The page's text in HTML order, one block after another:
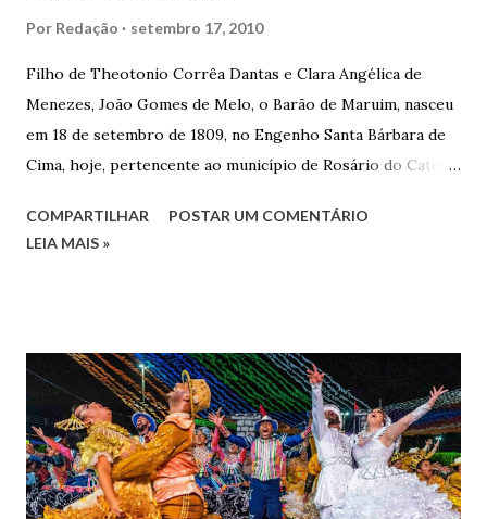
Por Redação setembro 17, 2010
Filho de Theotonio Corrêa Dantas e Clara Angélica de
Menezes, João Gomes de Melo, o Barão de Maruim, nasceu
em 18 de setembro de 1809, no Engenho Santa Bárbara de
Cima, hoje, pertencente ao município de Rosário do Catete.
José de Faro Leitão, porém o casamento acabou com o
indiciamento para apropriar-se da volumosa herança. Em
1862, transferiu-se para o Rio de Janeiro e casou-se com
uma irmã do Visconde de Uruguai. O Barão de Maruim
apresentou uma grande dedicação à atividade agrícola, que
lhe proporcionou uma grande reserva financeira. João
COMPARTILHAR
POSTAR UM COMENTÁRIO
LEIA MAIS »